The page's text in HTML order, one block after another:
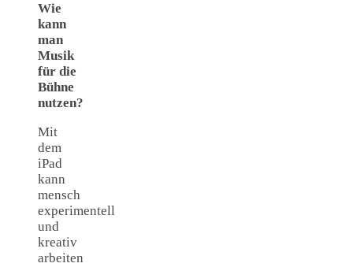
Wie
kann
man
Musik
für die
Bühne
nutzen?
Mit
dem
iPad
kann
mensch
experimentell
und
kreativ
arbeiten